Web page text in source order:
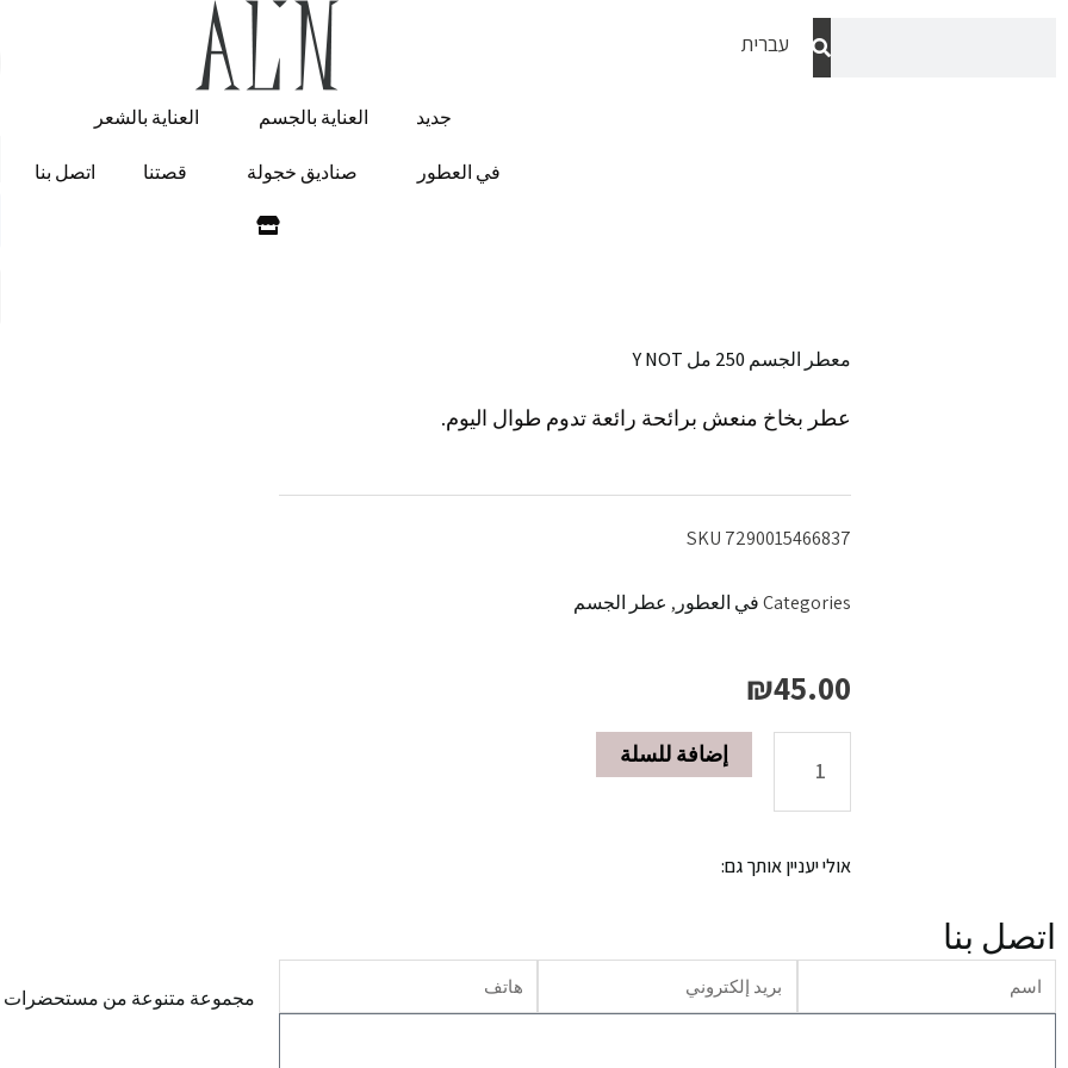
Search
עברית
جديد العناية بالجسم العناية بالشعر
في العطور صناديق خجولة قصتنا اتصل بنا
معطر الجسم 250 مل Y NOT
عطر بخاخ منعش برائحة رائعة تدوم طوال اليوم.
SKU 7290015466837
Categoriesفي العطور , عطر الجسم
₪45.00
معطر
مل
Y
إضافة للسلة
אולי יעניין אותך גם:
اتصل بنا
שם דוא"ל
טלפון
مجموعة متنوعة من مستحضرات